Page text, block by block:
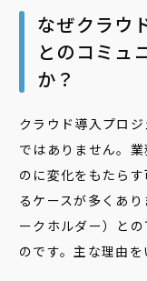
なぜクラウ
とのコミュ
か？
クラウド導入プロ
ではありません。
のに変化をもたら
るケースが多くあ
ークホルダー）と
のです。主な理由を